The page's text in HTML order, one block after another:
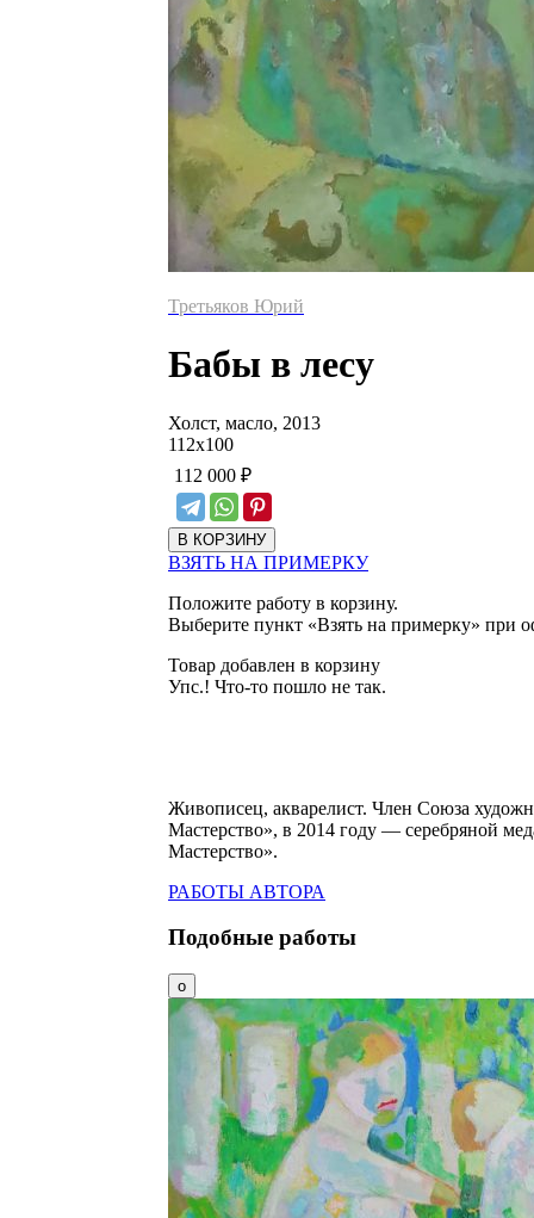
Третьяков Юрий
Бабы в лесу
Холст, масло, 2013
112х100
112 000 ₽
ВЗЯТЬ НА ПРИМЕРКУ
Положите работу в корзину.
Выберите пункт «Взять на примерку» при
Товар добавлен в корзину
Упс.! Что-то пошло не так.
Живописец, акварелист. Член Союза
Мастерство», в 2014 году — серебряной
Мастерство».
РАБОТЫ АВТОРА
Подобные работы